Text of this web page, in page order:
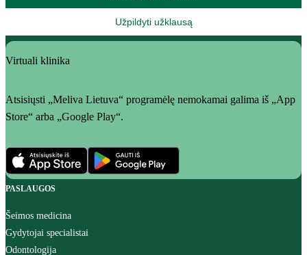
Užpildyti užklausą
Virtuali klinika
Atsisiųsti „Meliva Lietuva“ programėlę nemokamai galima iš „App
Store“ arba „Google Play“.
PASLAUGOS
Šeimos medicina
Gydytojai specialistai
Odontologija